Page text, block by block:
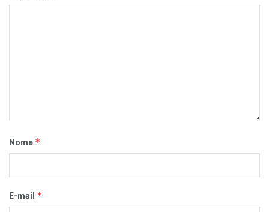
Nome *
E-mail *